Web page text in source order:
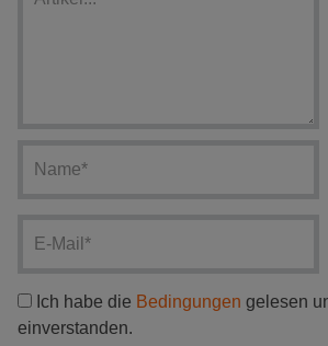
Ich habe die Bedingungen gelesen
einverstanden.